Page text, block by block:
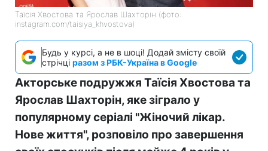
Таїсія Хвостова та Ярослав Шахторін (фото:
instagram.com/taisiya_khvostova)
Будь у курсі, а не в шоці! Додай змісту своїй
стрічці разом з РБК-Україна в Google
Акторське подружжя Таїсія Хвостова та
Ярослав Шахторін, яке зіграло у
популярному серіалі "Жіночий лікар.
Нове життя", розповіло про завершення